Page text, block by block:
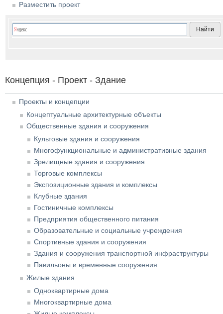
Разместить проект
Концепция - Проект - Здание
Проекты и концепции
Концептуальные архитектурные объекты
Общественные здания и сооружения
Культовые здания и сооружения
Многофункциональные и административные здания
Зрелищные здания и сооружения
Торговые комплексы
Экспозиционные здания и комплексы
Клубные здания
Гостиничные комплексы
Предприятия общественного питания
Образовательные и социальные учреждения
Спортивные здания и сооружения
Здания и сооружения транспортной инфраструктуры
Павильоны и временные сооружения
Жилые здания
Одноквартирные дома
Многоквартирные дома